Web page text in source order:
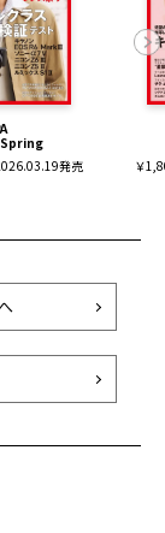
Spring
発売
￥